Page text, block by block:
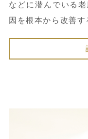
などに潜んでいる
因を根本から改善す